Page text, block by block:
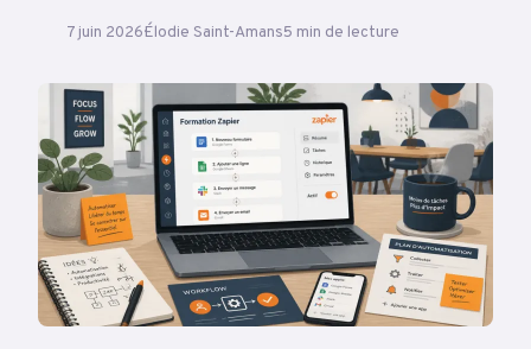
7 juin 2026Élodie Saint-Amans5 min de lecture